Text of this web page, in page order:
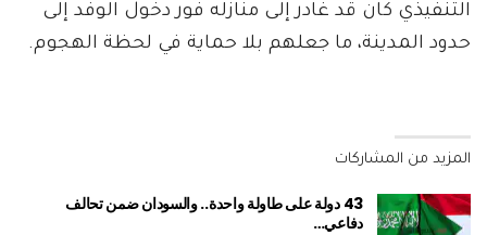
التنفيذي كان قد غادر إلى منازله فور دخول الوفد إلى
حدود المدينة، ما جعلهم بلا حماية في لحظة الهجوم.
المزيد من المشاركات
43 دولة على طاولة واحدة.. والسودان ضمن تحالف
دفاعي…